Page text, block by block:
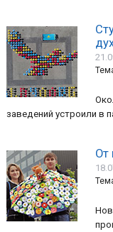
заведений устроили в
От